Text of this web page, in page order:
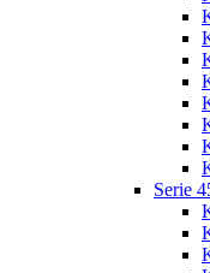
Serie